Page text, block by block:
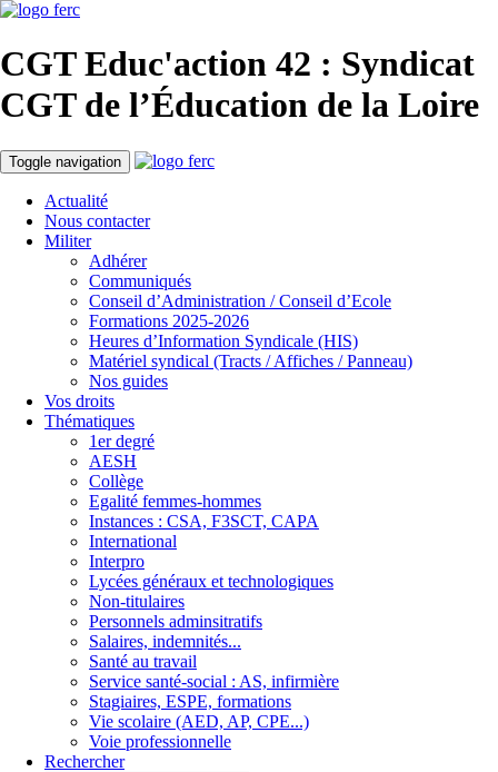
CGT Educ'action 42 : Syndicat
CGT de l’Éducation de la Loire
Toggle navigation
Actualité
Nous contacter
Militer
Adhérer
Communiqués
Conseil d’Administration / Conseil d’Ecole
Formations 2025-2026
Heures d’Information Syndicale (HIS)
Matériel syndical (Tracts / Affiches / Panneau)
Nos guides
Vos droits
Thématiques
1er degré
AESH
Collège
Egalité femmes-hommes
Instances : CSA, F3SCT, CAPA
International
Interpro
Lycées généraux et technologiques
Non-titulaires
Personnels adminsitratifs
Salaires, indemnités...
Santé au travail
Service santé-social : AS, infirmière
Stagiaires, ESPE, formations
Vie scolaire (AED, AP, CPE...)
Voie professionnelle
Rechercher